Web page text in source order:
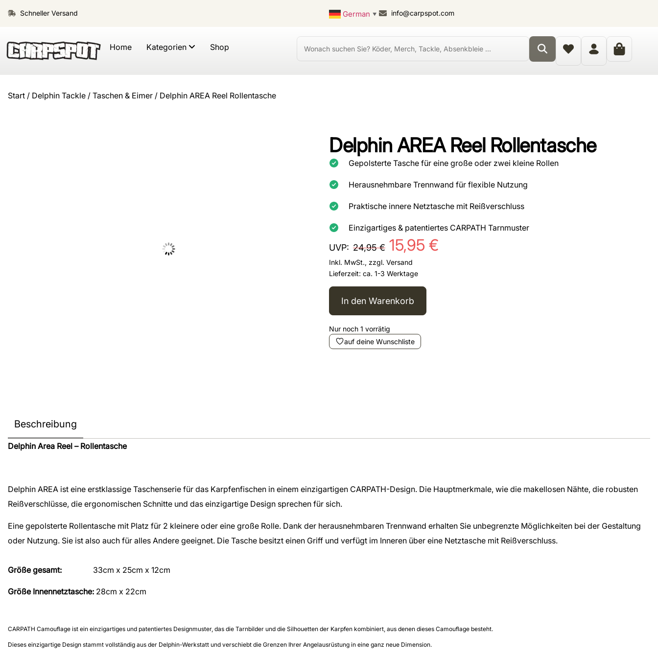
Schneller Versand German ▼ info@carpspot.com
Home Kategorien Shop
Start / Delphin Tackle / Taschen & Eimer / Delphin AREA Reel Rollentasche
Delphin AREA Reel Rollentasche
Gepolsterte Tasche für eine große oder zwei kleine Rollen
Herausnehmbare Trennwand für flexible Nutzung
Praktische innere Netztasche mit Reißverschluss
Einzigartiges & patentiertes CARPATH Tarnmuster
UVP: 24,95€ 15,95 €
Inkl. MwSt., zzgl. Versand
Lieferzeit: ca. 1-3 Werktage
In den Warenkorb
Nur noch 1 vorrätig
auf deine Wunschliste
Beschreibung
Delphin Area Reel – Rollentasche
Delphin AREA ist eine erstklassige Taschenserie für das Karpfenfischen in einem einzigartigen CARPATH-Design. Die Hauptmerkmale, wie die makellosen Nähte, die robusten
Reißverschlüsse, die ergonomischen Schnitte und das einzigartige Design sprechen für sich.
Eine gepolsterte Rollentasche mit Platz für 2 kleinere oder eine große Rolle. Dank der herausnehmbaren Trennwand erhalten Sie unbegrenzte Möglichkeiten bei der Gestaltung
oder Nutzung. Sie ist also auch für alles Andere geeignet. Die Tasche besitzt einen Griff und verfügt im Inneren über eine Netztasche mit Reißverschluss.
Größe gesamt: 33cm x 25cm x 12cm
Größe Innennetztasche: 28cm x 22cm
CARPATH Camouflage ist ein einzigartiges und patentiertes Designmuster, das die Tarnbilder und die Silhouetten der Karpfen kombiniert, aus denen dieses Camouflage besteht.
Dieses einzigartige Design stammt vollständig aus der Delphin-Werkstatt und verschiebt die Grenzen Ihrer Angelausrüstung in eine ganz neue Dimension.